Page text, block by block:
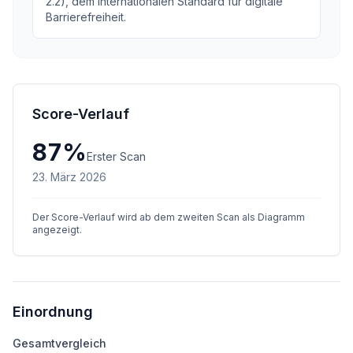
Barrierefreiheit.
Score-Verlauf
87%Erster Scan
23. März 2026
Der Score-Verlauf wird ab dem zweiten Scan als Diagramm
angezeigt.
Einordnung
Gesamtvergleich